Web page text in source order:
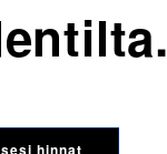
Sijainti:Tarvikkeet /
068-890-952-265
3M UNITEK
hinnat